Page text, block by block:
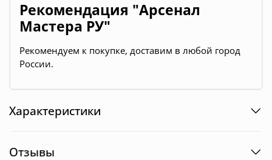
Рекомендация "Арсенал
Мастера РУ"
Рекомендуем к покупке, доставим в любой город
России.
Характеристики
Отзывы